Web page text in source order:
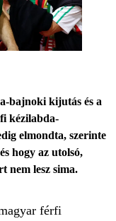
bajnoki kijutás és a
kézilabda-
elmondta, szerinte
hogy az utolsó,
nem lesz sima.
férfi